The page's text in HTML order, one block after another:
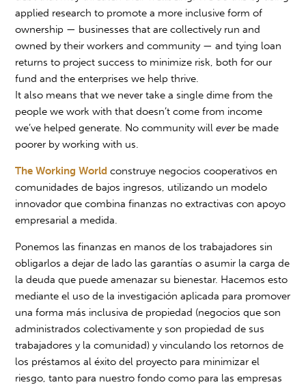
applied research to promote a more inclusive form of
ownership — businesses that are collectively run and
owned by their workers and community — and tying loan
returns to project success to minimize risk, both for our
fund and the enterprises we help thrive.
It also means that we never take a single dime from the
people we work with that doesn’t come from income
we’ve helped generate. No community will ever be made
poorer by working with us.
The Working World construye negocios cooperativos en
comunidades de bajos ingresos, utilizando un modelo
innovador que combina finanzas no extractivas con apoyo
empresarial a medida.
Ponemos las finanzas en manos de los trabajadores sin
obligarlos a dejar de lado las garantías o asumir la carga de
la deuda que puede amenazar su bienestar. Hacemos esto
mediante el uso de la investigación aplicada para promover
una forma más inclusiva de propiedad (negocios que son
administrados colectivamente y son propiedad de sus
trabajadores y la comunidad) y vinculando los retornos de
los préstamos al éxito del proyecto para minimizar el
riesgo, tanto para nuestro fondo como para las empresas